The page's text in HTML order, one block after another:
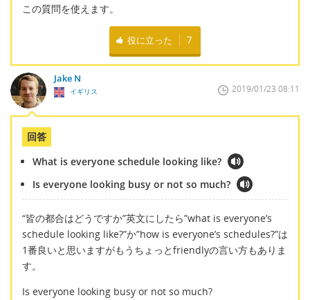
この質問を使えます。
役に立った 7
Jake N
イギリス 2019/01/23 08:11
回答
What is everyone schedule looking like?
Is everyone looking busy or not so much?
“皆の都合はどうですか”英文にしたら”what is everyone’s
schedule looking like?”か”how is everyone’s schedules?”は
1番良いと思いますがもうちょっとfriendlyの言い方もありま
す。
Is everyone looking busy or not so much?